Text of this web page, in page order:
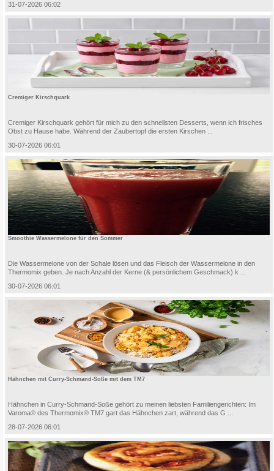
31-07-2026 06:02
Cremiger Kirschquark
Cremiger Kirschquark gehört für mich zu den schnellsten Desserts, wenn ich frisches
Obst zu Hause habe. Während der Zaubertopf die ersten Kirschen ...
30-07-2026 06:01
Smoothie Wassermelone für den Sommer
Die Wassermelone von der Schale lösen und das Fleisch der Wassermelone in den
Thermomix geben. Je nach Anzahl der Kerne (& persönlichem Geschmack) k ...
30-07-2026 06:01
Hähnchen mit Curry-Schmand-Soße mit dem TM7
Hähnchen in Curry-Schmand-Soße gehört zu meinen liebsten Familiengerichten: Im
Varoma® des Thermomix® TM7 gart das Hähnchen zart, während das G ...
28-07-2026 06:01